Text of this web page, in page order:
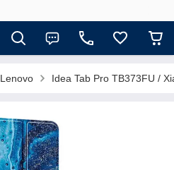
Lenovo Idea Tab Pro TB373FU /